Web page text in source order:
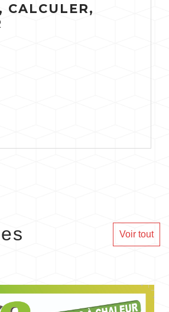
CALCULER,
Voir tout